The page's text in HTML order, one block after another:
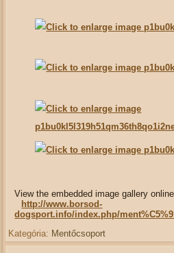
View the embedded image gallery
http://www.borsod-
dogsport.info/index.php/
Kategória: Mentőcsoport